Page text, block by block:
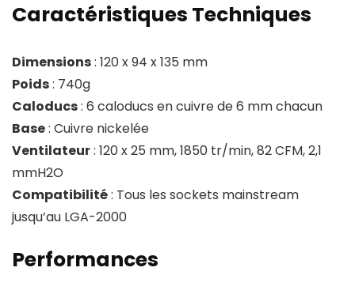
Caractéristiques Techniques
Dimensions: 120 x 94 x 135 mm
Poids: 740g
Caloducs: 6 caloducs en cuivre de 6 mm chacun
Base: Cuivre nickelée
Ventilateur: 120 x 25 mm, 1850 tr/min, 82 CFM, 2,1
mmH2O
Compatibilité: Tous les sockets mainstream
jusqu’au LGA-2000
Performances